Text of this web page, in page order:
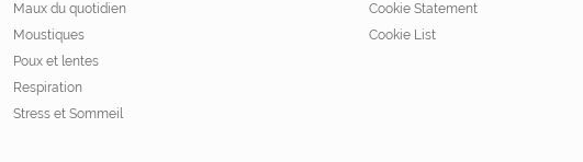
Maux du quotidien
Moustiques
Poux et lentes
Respiration
Stress et Sommeil
Cookie Statement
Cookie List